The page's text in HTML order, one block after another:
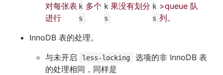
对每张表
进行
k
s
多个 k
s
果没有划分 k
s
>queue 队
列。
InnoDB 表的处理。
与未开启
less-locking
选项的非 InnoDB 表
的处理相同，同样是